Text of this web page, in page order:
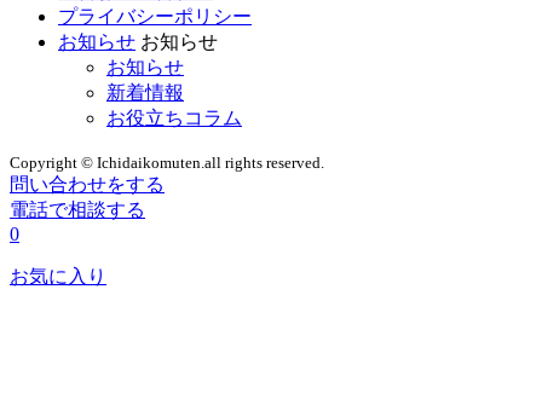
プライバシーポリシー
お知らせ お知らせ
お知らせ
新着情報
お役立ちコラム
Copyright © Ichidaikomuten.all rights reserved.
問い合わせをする
電話で相談する
0
お気に入り